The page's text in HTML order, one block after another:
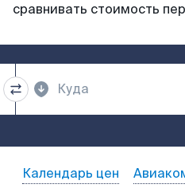
сравнивать стоимость
Календарь цен